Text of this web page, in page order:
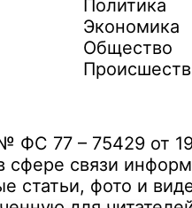
Политика
Экономика
Общество
77 – 75429 от
связи
статьи, фото и